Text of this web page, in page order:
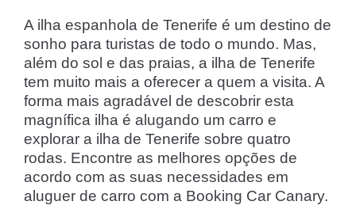
A ilha espanhola de Tenerife é um destino de
sonho para turistas de todo o mundo. Mas,
além do sol e das praias, a ilha de Tenerife
tem muito mais a oferecer a quem a visita. A
forma mais agradável de descobrir esta
magnífica ilha é alugando um carro e
explorar a ilha de Tenerife sobre quatro
rodas. Encontre as melhores opções de
acordo com as suas necessidades em
aluguer de carro com a Booking Car Canary.